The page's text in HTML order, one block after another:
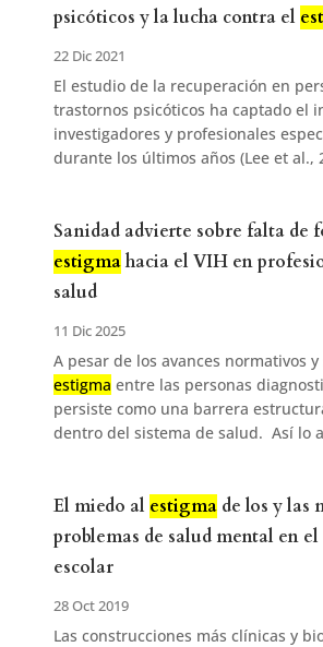
psicóticos y la lucha contra el
22 Dic 2021
El estudio de la recuperación en
trastornos psicóticos ha captado el
investigadores y profesionales
durante los últimos años (Lee et al.,
Sanidad advierte sobre falta de
estigmahacia el VIH en
salud
11 Dic 2025
A pesar de los avances normativos
estigma entre las personas
persiste como una barrera
dentro del sistema de salud. Así lo
El miedo al estigmade los y las
problemas de salud mental en
escolar
28 Oct 2019
Las construcciones más clínicas y